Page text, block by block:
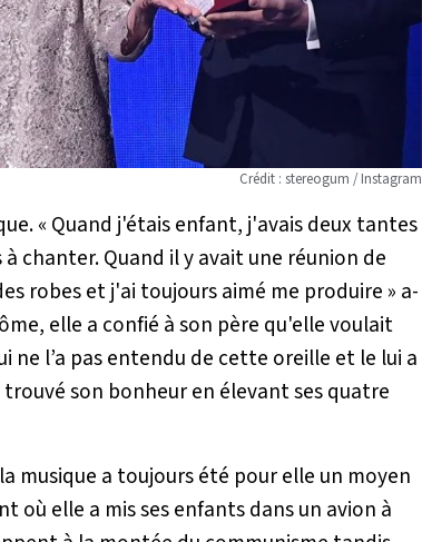
Crédit : stereogum / Instagram
« Quand j'étais enfant, j'avais deux tantes
chanter. Quand il y avait une réunion de
robes et j'ai toujours aimé me produire » a-
elle a confié à son père qu'elle voulait
ne l’a pas entendu de cette oreille et le lui a
son bonheur en élevant ses quatre
musique a toujours été pour elle un moyen
où elle a mis ses enfants dans un avion à